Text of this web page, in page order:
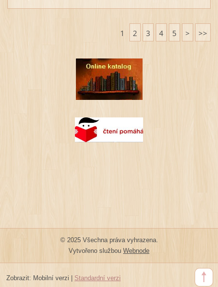
1 2 3 4 5 > >>
© 2025 Všechna práva vyhrazena.
Vytvořeno službou Webnode
Zobrazit: Mobilní verzi Standardní verzi